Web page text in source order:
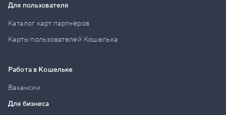
Для пользователя
Каталог карт партнёров
Карты пользователей Кошелька
Работа в Кошельке
Вакансии
Для бизнеса